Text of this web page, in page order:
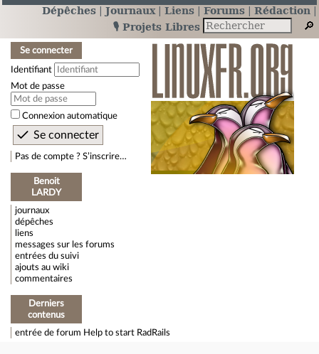
Dépêches Journaux Liens Forums
Rédaction
🎙️ Projets Libres
Se connecter
Identifiant
Mot de passe
Connexion automatique
Pas de compte ? S’inscrire…
Benoit
LARDY
journaux
dépêches
liens
messages sur les forums
entrées du suivi
ajouts au wiki
commentaires
Derniers
contenus
entrée de forum Help to start RadRails